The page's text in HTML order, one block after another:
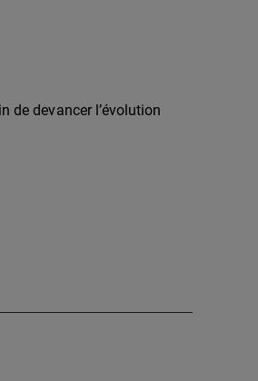
de devancer l’évolution